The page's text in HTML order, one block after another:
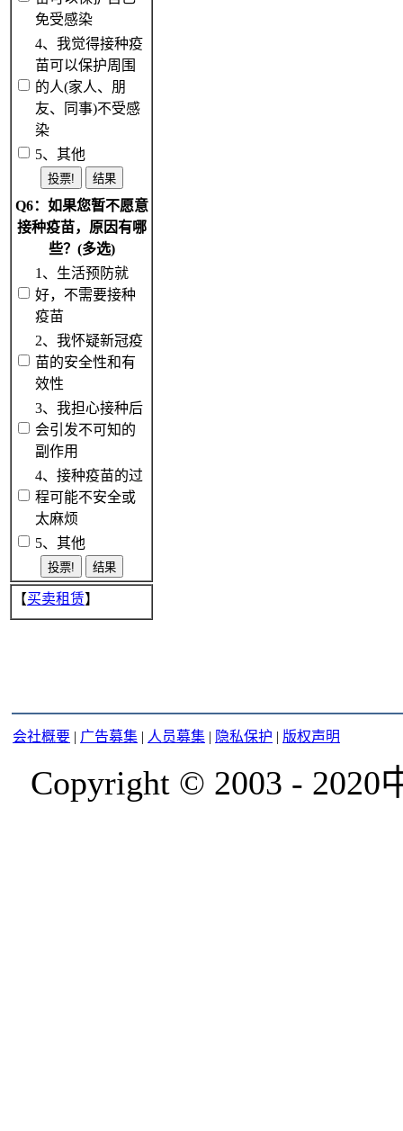
免受感染
4、我觉得接种疫
苗可以保护周围
的人(家人、朋
友、同事)不受感
染
5、其他
Q6：如果您暂不愿意
接种疫苗，原因有哪
些？(多选)
1、生活预防就
好，不需要接种
疫苗
2、我怀疑新冠疫
苗的安全性和有
效性
3、我担心接种后
会引发不可知的
副作用
4、接种疫苗的过
程可能不安全或
太麻烦
5、其他
【买卖租赁】
会社概要 | 广告募集 | 人员募集 | 隐私保护 | 版权声明
Copyright © 2003 -